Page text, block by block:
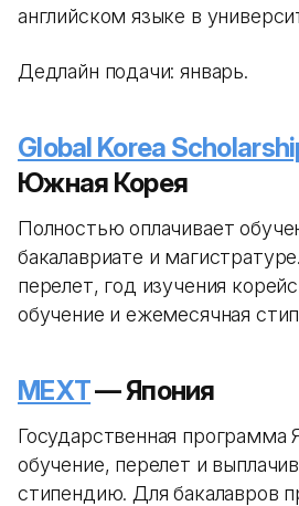
английском языке в
Дедлайн подачи: январь.
Global Korea
Южная Корея
Полностью оплачивает
бакалавриате и
перелет, год изучения
обучение и ежемесячная
MEXT— Япония
Государственная программа
обучение, перелет и
стипендию. Для бакалавров